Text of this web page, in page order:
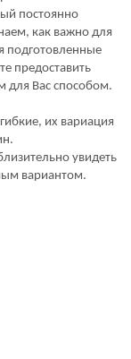
постоянно
как важно для
подготовленные
предоставить
Вас способом.
их вариация
увидеть
вариантом.